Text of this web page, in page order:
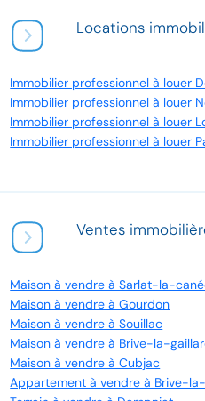
Locations
Immobilier professionnel à louer
Immobilier professionnel à louer
Immobilier professionnel à louer
Immobilier professionnel à louer
Ventes
Maison à vendre à Sarlat-la-
Maison à vendre à Gourdon
Maison à vendre à Souillac
Maison à vendre à Brive-la-
Maison à vendre à Cubjac
Appartement à vendre à Brive-